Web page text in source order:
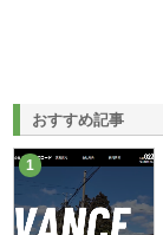
おすすめ記事
1